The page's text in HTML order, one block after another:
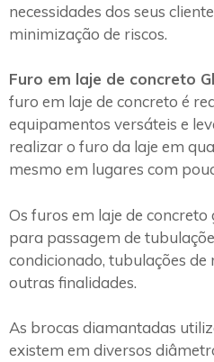
necessidades dos seus
minimização de riscos.
Furo em laje de concreto
furo em laje de concreto é
equipamentos versáteis e
realizar o furo da laje em
mesmo em lugares com
Os furos em laje de
para passagem de
condicionado, tubulações de
outras finalidades.
As brocas diamantadas
existem em diversos